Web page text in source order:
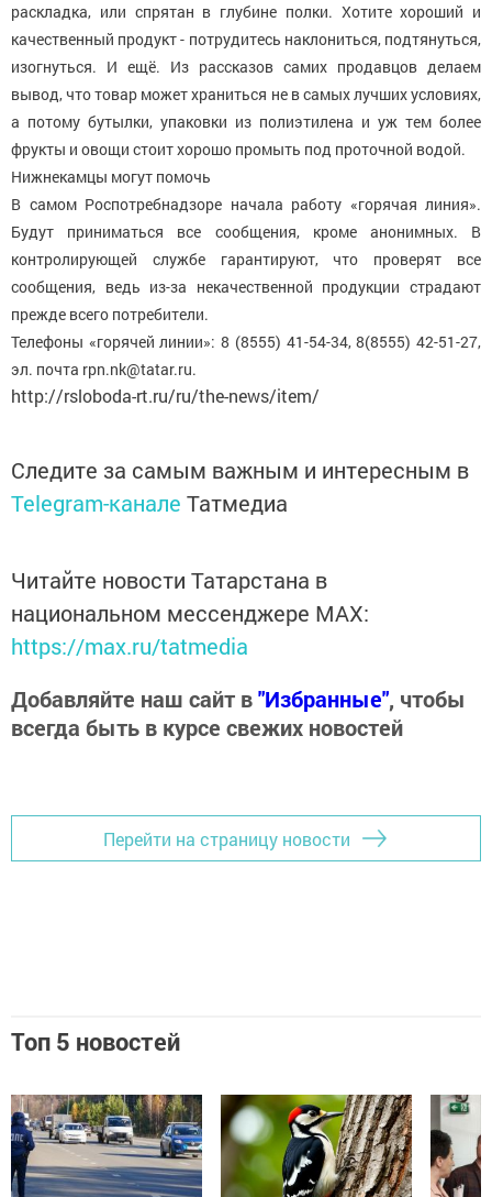
раскладка, или спрятан в глубине полки. Хотите хороший и
качественный продукт - потрудитесь наклониться, подтянуться,
изогнуться. И ещё. Из рассказов самих продавцов делаем
вывод, что товар может храниться не в самых лучших условиях,
а потому бутылки, упаковки из полиэтилена и уж тем более
фрукты и овощи стоит хорошо промыть под проточной водой.
Нижнекамцы могут помочь
В самом Роспотребнадзоре начала работу «горячая линия».
Будут приниматься все сообщения, кроме анонимных. В
контролирующей службе гарантируют, что проверят все
сообщения, ведь из-за некачественной продукции страдают
прежде всего потребители.
Телефоны «горячей линии»: 8 (8555) 41-54-34, 8(8555) 42-51-27,
эл. почта rpn.nk@tatar.ru.
http://rsloboda-rt.ru/ru/the-news/item/
Следите за самым важным и интересным в
Telegram-канале Татмедиа
Читайте новости Татарстана в
национальном мессенджере MАХ:
https://max.ru/tatmedia
Добавляйте наш сайт в"Избранные", чтобы
всегда быть в курсе свежих новостей
Перейти на страницу новости
Топ 5 новостей